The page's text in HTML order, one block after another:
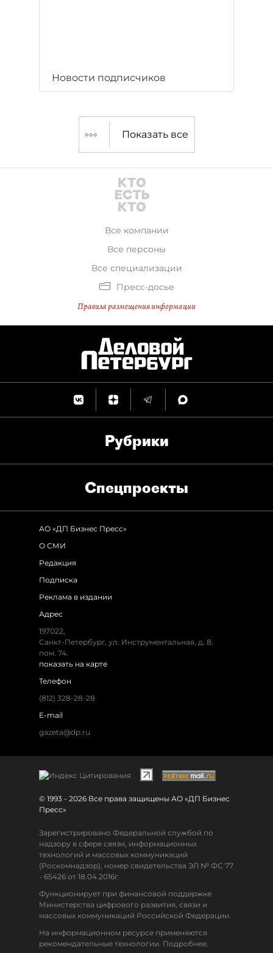
Новости подписчиков
Показать все
Все компании
Все персоны
Все специализации
Пресс-досье
Правила размещения информации
Рубрики
Спец­проекты
АО «ДП Бизнес Пресс»
О СМИ
Редакция
Подписка
Реклама в издании
Адрес
197022,
Санкт-Петербург, ул. Инструментальная, д. 8,
пом. 74.
показать на карте
Телефон
(812) 328-28-28
E-mail
gazeta@dp.ru
© 1993 - 2026 Все права защищены АО «ДП Бизнес
Пресс»
Зарегистрировано Федеральной службой по
надзору в сфере связи, информационных
технологий и массовых коммуникаций
(Роскомнадзор), номер свидетельства ЭЛ № ФС 77
- 65426 от 18.04.2016г.
Функционирует при финансовой поддержке
Министерства цифрового развития, связи и
массовых коммуникаций Российской Федерации.
На информационном ресурсе применяются
рекомендательные технологии. Подробнее.